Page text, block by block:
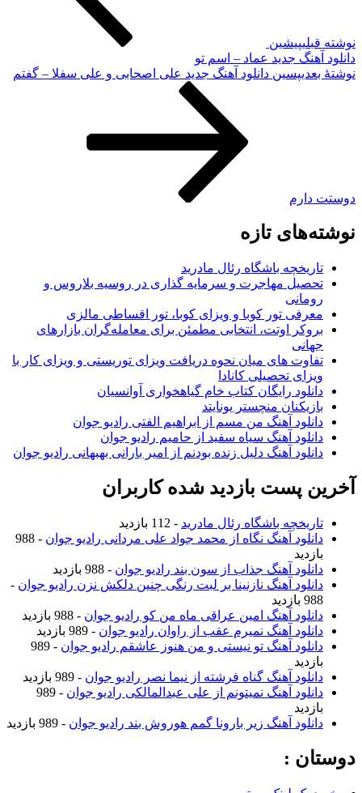
نوشته قبلیپیشین
دانلود آهنگ جدید عماد – اسم تو
نوشته‌ٔ بعدیپسین دانلود آهنگ جدید علی اصحابی و علی سفلا – گفتم
دوستت دارم
نوشته‌های تازه
تاریخچه باشگاه رئال مادرید
تحصیل مهاجرت و سرمایه گذاری در روسیه بلاروس و
رومانی
معرفی تور کوبا و ویزای کوبا، تور اقساطی مالزی
بروکر اوتت، انتخابی مطمئن برای معامله‌گران بازارهای
جهانی
تفاوت های میان نحوه دریافت ویزای توریستی و ویزای کار با
ویزای تحصیلی کانادا
دانلود رایگان کتاب خام گیاهخواری آوانسیان
بازیکنان منچستر یونایتد
دانلود آهنگ من مسم از ابراهیم الفتی رادیو جوان
دانلود آهنگ سیاه سفید از حامیم رادیو جوان
دانلود آهنگ دلیل زنده بودنم از امیر بارانی بهبهانی رادیو جوان
آخرین پست بازدید شده کاربران
تاریخچه باشگاه رئال مادرید - 112 بازدید
دانلود آهنگ نگاه از محمد جواد علی مردانی رادیو جوان
- 988
بازدید
دانلود آهنگ جذاب از سون بند رادیو جوان - 988 بازدید
دانلود آهنگ نازنینا بر لبت رنگی چنین دلکش نزن رادیو جوان -
988 بازدید
دانلود آهنگ امین عراقی ماه من کو رادیو جوان - 988 بازدید
دانلود آهنگ نمیرم عقب از راوان رادیو جوان - 989 بازدید
دانلود آهنگ تو نیستی و من هنوز عاشقم رادیو جوان
- 989
بازدید
دانلود آهنگ گناه فرشته از نیما نصر رادیو جوان - 989 بازدید
دانلود آهنگ نمیتونم از علی عبدالمالکی رادیو جوان
- 989
بازدید
دانلود آهنگ زیر بارونا گمم هوروش بند رادیو جوان - 989 بازدید
دوستان :